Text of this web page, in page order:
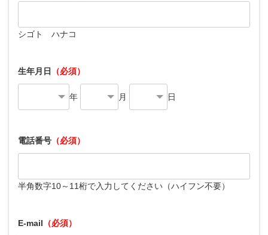
シゴト ハナコ
生年月日 （必須）
年 月 日
電話番号 （必須）
半角数字10～11桁で入力してください（ハイフン不要）
E-mail （必須）